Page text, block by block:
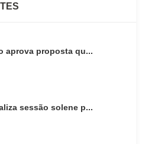
aprova proposta qu...
sessão solene p...